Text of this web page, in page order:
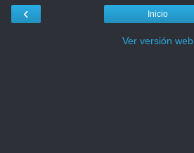
‹ Inicio
Ver versión web